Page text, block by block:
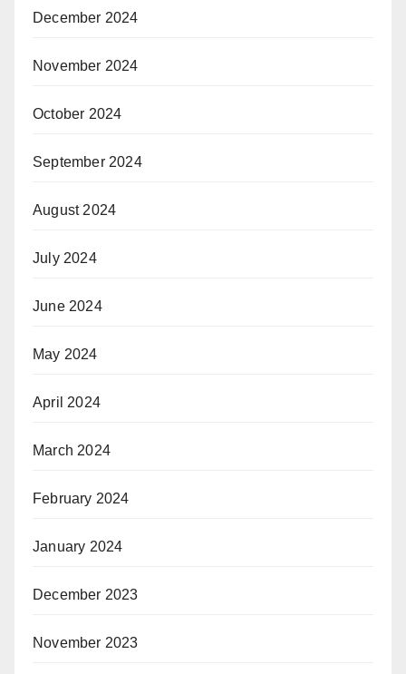
December 2024
November 2024
October 2024
September 2024
August 2024
July 2024
June 2024
May 2024
April 2024
March 2024
February 2024
January 2024
December 2023
November 2023